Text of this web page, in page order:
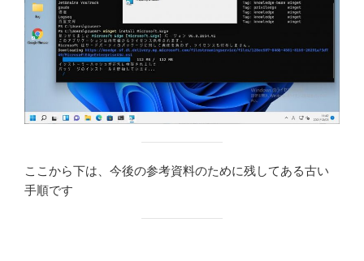
ここから下は、今後の参考資料のために残してある古い
手順です